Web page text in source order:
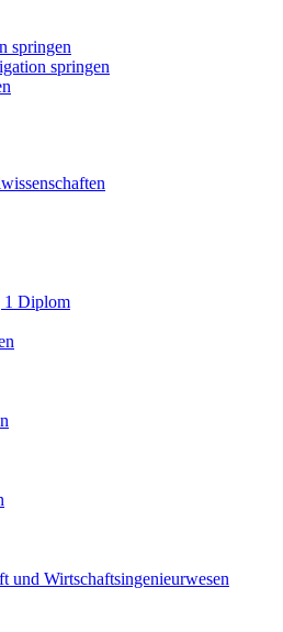
springen
springen
1 Diplom
und Wirtschaftsingenieurwesen